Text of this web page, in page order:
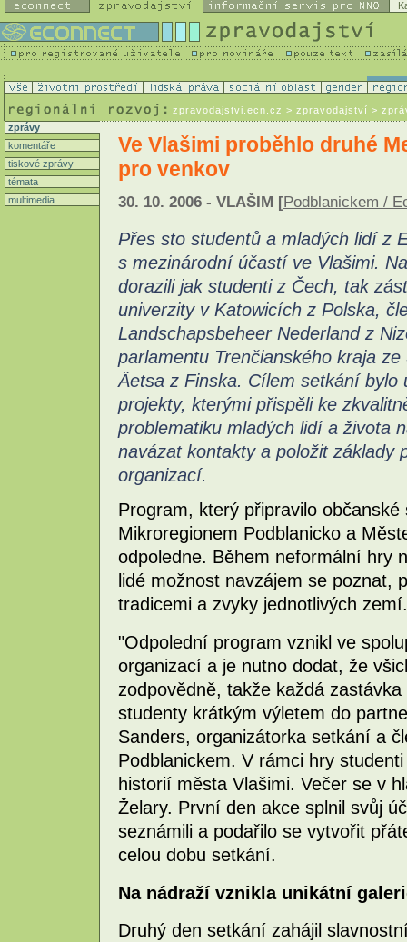
zpravodajstvi.ecn.cz > zpravodajství >
zprávy
komentáře
tiskové zprávy
témata
multimedia
Ve Vlašimi proběhlo druhé
pro venkov
30. 10. 2006 - VLAŠIM [Podblanickem /
Přes sto studentů a mladých lidí z
s mezinárodní účastí ve Vlašimi.
dorazili jak studenti z Čech, tak
univerzity v Katowicích z Polska,
Landschapsbeheer Nederland z
parlamentu Trenčianského kraja
Äetsa z Finska. Cílem setkání bylo
projekty, kterými přispěli ke
problematiku mladých lidí a života
navázat kontakty a položit základy
organizací.
Program, který připravilo
Mikroregionem Podblanicko a
odpoledne. Během neformální hry
lidé možnost navzájem se poznat,
tradicemi a zvyky jednotlivých zemí.
"Odpolední program vznikl ve
organizací a je nutno dodat, že
zodpovědně, takže každá
studenty krátkým výletem do
Sanders, organizátorka setkání a
Podblanickem. V rámci hry
historií města Vlašimi. Večer se v
Želary. První den akce splnil svůj
seznámili a podařilo se vytvořit
celou dobu setkání.
Na nádraží vznikla unikátní
Druhý den setkání zahájil